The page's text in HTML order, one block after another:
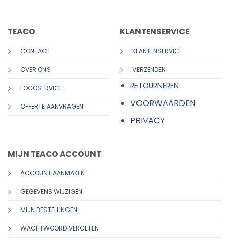
TEACO
CONTACT
OVER ONS
LOGOSERVICE
OFFERTE AANVRAGEN
KLANTENSERVICE
KLANTENSERVICE
VERZENDEN
RETOURNEREN
VOORWAARDEN
PRIVACY
MIJN TEACO ACCOUNT
ACCOUNT AANMAKEN
GEGEVENS WIJZIGEN
MIJN BESTELLINGEN
WACHTWOORD VERGETEN